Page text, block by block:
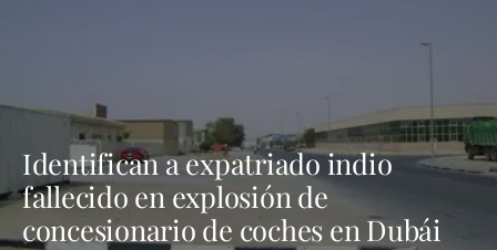
Identifican a expatriado indio
fallecido en explosión de
concesionario de coches en Dubái